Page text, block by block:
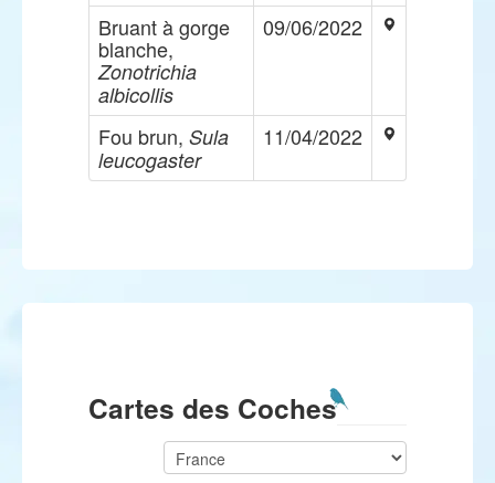
Bruant à gorge
blanche,
Zonotrichia
albicollis
09/06/2022
Fou brun, Sula
leucogaster
11/04/2022
Cartes des Coches